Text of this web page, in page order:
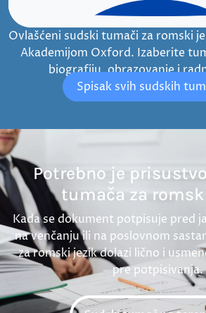
Ovlašćeni sudski tumači za romski
Akademijom Oxford. Izaberite
biografiju, obrazovanje i
Spisak svih sudskih
Potrebno je
tumača za
Kada se dokument potpisuje pred
na venčanju ili na poslovnom
za romski jezik dolazi lično i
pre potpisivanja.